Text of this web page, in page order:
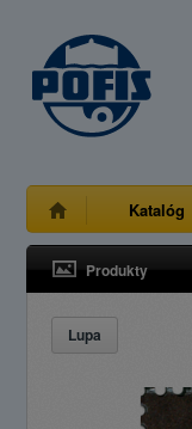
Katalóg
Produkty
Lupa